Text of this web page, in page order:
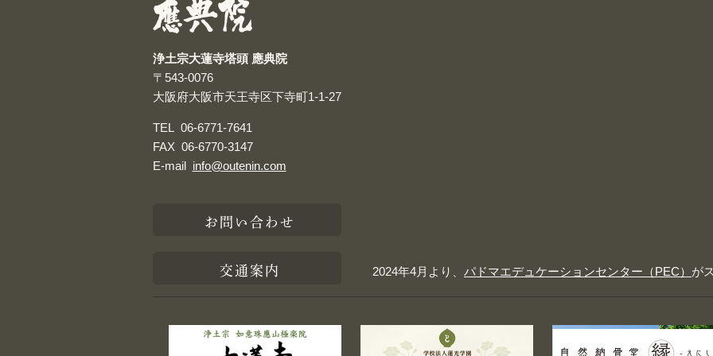
浄土宗大蓮寺塔頭 應典院
〒543-0076
大阪府大阪市天王寺区下寺町1-1-27
TEL 06-6771-7641
FAX 06-6770-3147
E-mail info@outenin.com
お問い合わせ
交通案内 2024年4月より、 パドマエデュケーションセンター（PEC） が